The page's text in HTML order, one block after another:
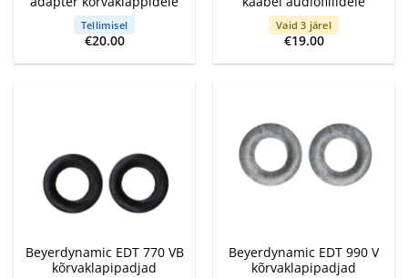
Tellimisel
€20.00
Vaid 3 järel
€19.00
Beyerdynamic EDT 770 VB
kõrvaklapipadjad
Beyerdynamic EDT 990 V
kõrvaklapipadjad